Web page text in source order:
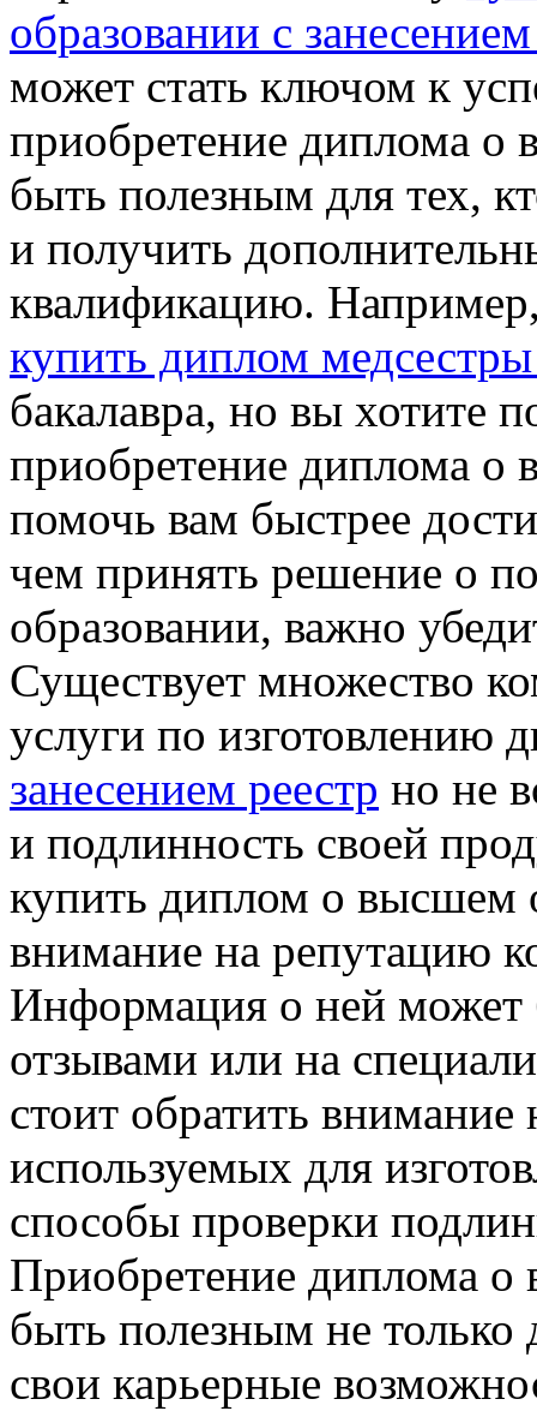
образовании с
может стать ключом к
приобретение диплома о
быть полезным для тех,
и получить
квалификацию.
купить диплом
бакалавра, но вы хотите
приобретение диплома о
помочь вам быстрее
чем принять решение о
образовании, важно
Существует множество
услуги по изготовлению
занесением реестр но не
и подлинность своей
купить диплом о высшем
внимание на репутацию
Информация о ней может
отзывами или на
стоит обратить внимание
используемых для
способы проверки
Приобретение диплома
быть полезным не только
свои карьерные